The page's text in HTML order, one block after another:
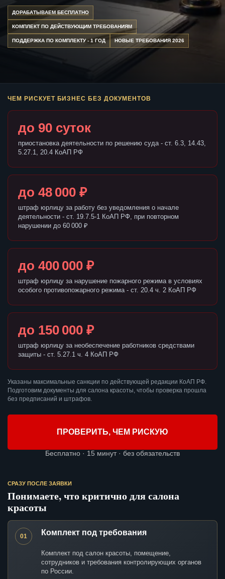
ДОРАБАТЫВАЕМ БЕСПЛАТНО
КОМПЛЕКТ ПО ДЕЙСТВУЮЩИМ ТРЕБОВАНИЯМ
ПОДДЕРЖКА ПО КОМПЛЕКТУ - 1 ГОД НОВЫЕ ТРЕБОВАНИЯ 2026
ЧЕМ РИСКУЕТ БИЗНЕС БЕЗ ДОКУМЕНТОВ
до 90 суток
приостановка деятельности по решению суда - ст. 6.3, 14.43,
5.27.1, 20.4 КоАП РФ
до 48 000 ₽
штраф юрлицу за работу без уведомления о начале
деятельности - ст. 19.7.5-1 КоАП РФ, при повторном
нарушении до 60 000 ₽
до 400 000 ₽
штраф юрлицу за нарушение пожарного режима в условиях
особого противопожарного режима - ст. 20.4 ч. 2 КоАП РФ
до 150 000 ₽
штраф юрлицу за необеспечение работников средствами
защиты - ст. 5.27.1 ч. 4 КоАП РФ
Указаны максимальные санкции по действующей редакции КоАП РФ.
Подготовим документы для салона красоты, чтобы проверка прошла
без предписаний и штрафов.
ПРОВЕРИТЬ, ЧЕМ РИСКУЮ
Бесплатно · 15 минут · без обязательств
СРАЗУ ПОСЛЕ ЗАЯВКИ
Понимаете, что критично для салона
красоты
01 Комплект под требования
Комплект под салон красоты, помещение,
сотрудников и требования контролирующих органов
по России.